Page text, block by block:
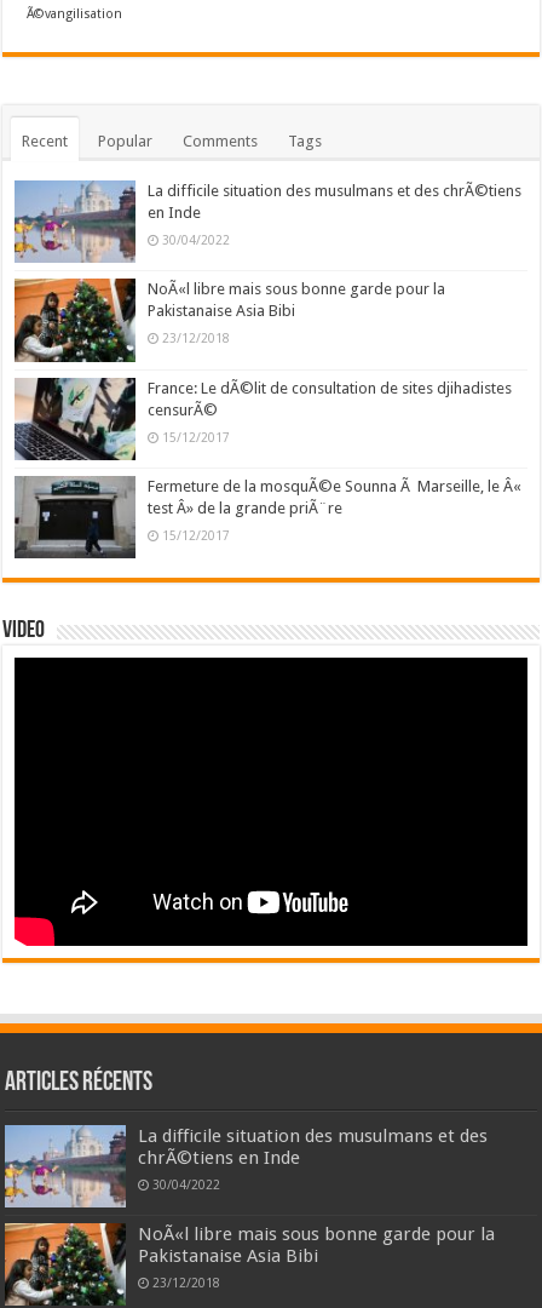
Ã©vangilisation
Recent Popular Comments Tags
La difficile situation des musulmans et des chrÃ©tiens
en Inde
30/04/2022
NoÃ«l libre mais sous bonne garde pour la
Pakistanaise Asia Bibi
23/12/2018
France: Le dÃ©lit de consultation de sites djihadistes
censurÃ©
15/12/2017
Fermeture de la mosquÃ©e Sounna Ã Marseille, le Â«
test Â» de la grande priÃ¨re
15/12/2017
Video
Articles récents
La difficile situation des musulmans et des
chrÃ©tiens en Inde
30/04/2022
NoÃ«l libre mais sous bonne garde pour la
Pakistanaise Asia Bibi
23/12/2018